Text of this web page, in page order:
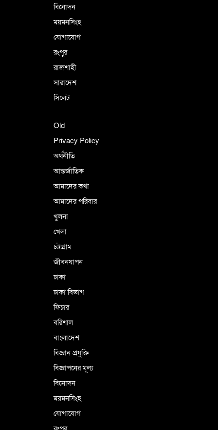
বিনোদন
ময়মনসিংহ
যোগাযোগ
রংপুর
রাজশাহী
সারাদেশ
সিলেট
Old
Privacy Policy
অর্থনীতি
আন্তর্জাতিক
আমাদের কথা
আমাদের পরিবার
খুলনা
খেলা
চট্টগ্রাম
জীবনযাপন
ঢাকা
ঢাকা বিভাগ
ফিচার
বরিশাল
বাংলাদেশ
বিজ্ঞান প্রযুক্তি
বিজ্ঞাপনের মূল্য
বিনোদন
ময়মনসিংহ
যোগাযোগ